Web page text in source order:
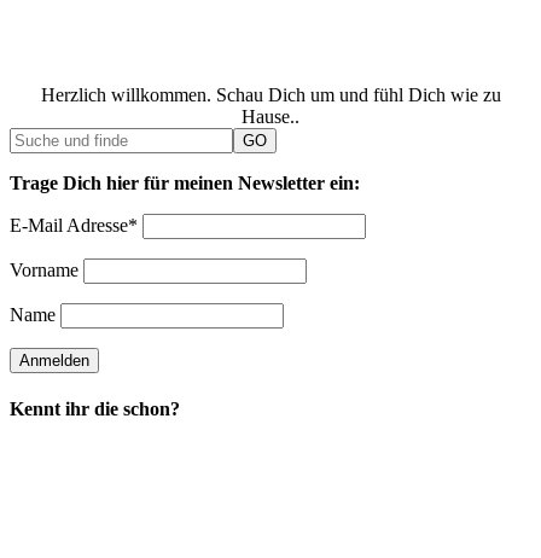
Herzlich willkommen. Schau Dich um und fühl Dich wie zu
Hause..
Trage Dich hier für meinen Newsletter ein:
E-Mail Adresse*
Vorname
Name
Kennt ihr die schon?